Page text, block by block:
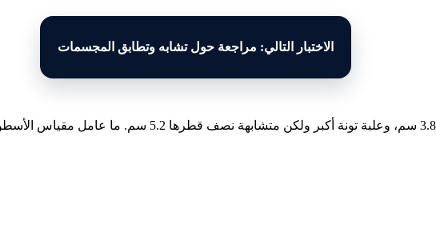
الاختبار التالي: مراجعة حول تشابه وتطابق المجسمات